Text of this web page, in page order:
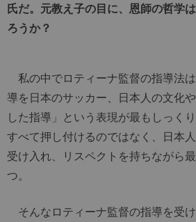
氏だ。元教え子の目に、恩師の哲学
ろうか？
私の中でロティーナ監督の指導法
導を日本のサッカー、日本人の文化
した指導」という表現が最もしっく
すべて押し付けるのではなく、日本
受け入れ、リスペクトを持ちながら
つ。
そんなロティーナ監督の指導を受け